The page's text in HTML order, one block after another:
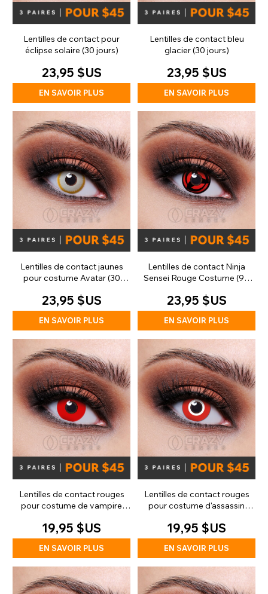
Lentilles de contact pour
éclipse solaire (30 jours)
23,95 $US
EN SAVOIR PLUS
Lentilles de contact bleu
glacier (30 jours)
23,95 $US
EN SAVOIR PLUS
Lentilles de contact jaunes
pour costume Avatar (30
23,95 $US
EN SAVOIR PLUS
Lentilles de contact Ninja
Sensei Rouge Costume (90
23,95 $US
EN SAVOIR PLUS
Lentilles de contact rouges
pour costume de vampire
19,95 $US
EN SAVOIR PLUS
Lentilles de contact rouges
pour costume d'assassin
19,95 $US
EN SAVOIR PLUS